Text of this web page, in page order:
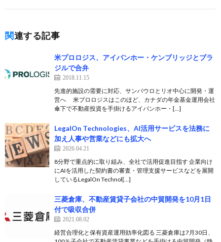
関連する記事
米プロロジス、アイバンホー・ケンブリッジとブラ
ジルで合弁
2018.11.15
先進的施設の需要に対応、サンパウロとリオ中心に開発・運
営へ 米プロロジスはこのほど、カナダの年金基金運用会社
傘下で不動産投資を手掛けるアイバンホー・[…]
LegalOn Technologies、AI活用サービスを法務に
加え人事や営業などにも拡大へ
2026.04.21
8分野で重点的に取り組み、全社で活用促進目指す 企業向け
にAIを活用した契約書の審査・管理支援サービスなどを展開
しているLegalOn Technol[…]
三菱倉庫、不動産賃貸子会社の中貿開発を10月1日
付で吸収合併
2021.08.02
経営合理化と保有資産運用効率化図る 三菱倉庫は7月30日、